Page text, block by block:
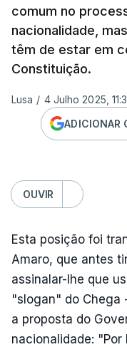
comum no
nacionalidade,
têm de estar em
Constituição.
Lusa / 4 Julho 2025,
ADICIONAR
OUVIR
Esta posição foi
Amaro, que antes
assinalar-lhe que
"slogan" do Chega
a proposta do
nacionalidade: